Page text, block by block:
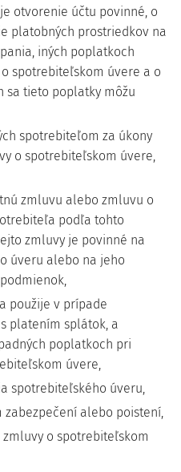
otvorenie účtu povinné, o
platobných prostriedkov na
iných poplatkoch
spotrebiteľskom úvere a o
sa tieto poplatky môžu
spotrebiteľom za úkony
o spotrebiteľskom úvere,
zmluvu alebo zmluvu o
podľa tohto
zmluvy je povinné na
úveru alebo na jeho
použije v prípade
platením splátok, a
poplatkoch pri
úvere,
spotrebiteľského úveru,
alebo poistení,
o spotrebiteľskom